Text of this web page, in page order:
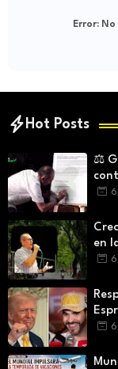
Error:No
Hot Posts
⚖️
en